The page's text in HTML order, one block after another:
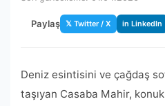
Paylaş 𝕏 Twitter / X in LinkedIn
Deniz esintisini ve çağdaş
taşıyan Casaba Mahir,